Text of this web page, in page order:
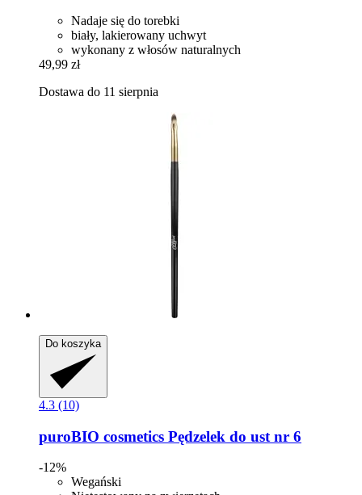
Nadaje się do torebki
biały, lakierowany uchwyt
wykonany z włosów naturalnych
49,99 zł
Dostawa do 11 sierpnia
Do koszyka
4.3 (10)
puroBIO cosmetics Pędzelek do ust nr 6
-12%
Wegański